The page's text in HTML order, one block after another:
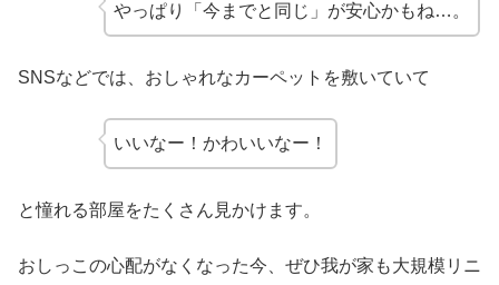
やっぱり「今までと同じ」が安心かもね…。
SNSなどでは、おしゃれなカーペットを敷いていて
いいなー！かわいいなー！
と憧れる部屋をたくさん見かけます。
おしっこの心配がなくなった今、ぜひ我が家も大規模リニ